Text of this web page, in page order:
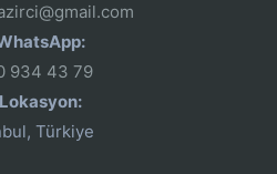
934 43 79
Lokasyon:
Türkiye